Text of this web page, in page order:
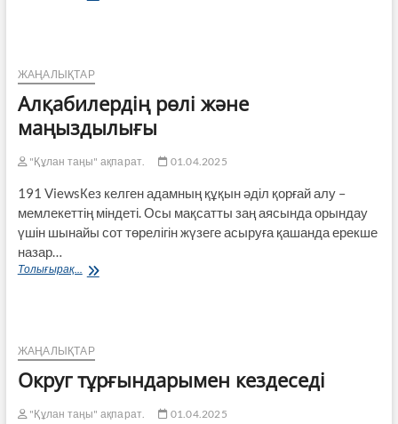
тұрақты
кездесулерін
өткізу
туралы»
2022
3
№826
Жарлығына
сәйкес,
округ
әкімдері
ЖАҢАЛЫҚТАР
Алқабилердің рөлі және
маңыздылығы
"Құлан таңы" ақпарат. 01.04.2025
191 ViewsКез келген адамның құқын әділ қорғай алу –
мемлекеттің міндеті. Осы мақсатты заң аясында орындау
үшін шынайы сот төрелігін жүзеге асыруға қашанда ерекше
назар…
Толығырақ...
Алқабилердің
ЖАҢАЛЫҚТАР
Округ тұрғындарымен кездеседі
"Құлан таңы" ақпарат. 01.04.2025